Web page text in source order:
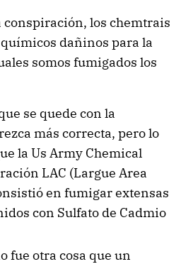
conspiración, los chemtrais
dañinos para la
somos fumigados los
se quede con la
más correcta, pero lo
la Us Army Chemical
LAC (Largue Area
en fumigar extensas
con Sulfato de Cadmio
fue otra cosa que un